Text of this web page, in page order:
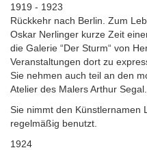
1919 - 1923
Rückkehr nach Berlin. Zum
Oskar Nerlinger kurze Zeit
die Galerie “Der Sturm“ von
Veranstaltungen dort zu
Sie nehmen auch teil an den
Atelier des Malers Arthur Segal.
Sie nimmt den Künstlernamen
regelmäßig benutzt.
1924